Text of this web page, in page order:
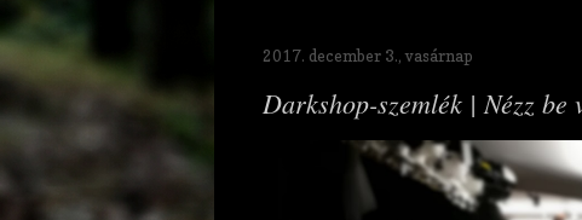
2017. december 3., vasárnap
Darkshop-szemlék | Nézz be